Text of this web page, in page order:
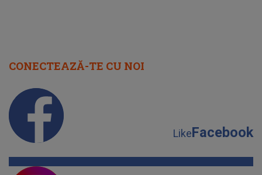
CONECTEAZĂ-TE CU NOI
LikeFacebook